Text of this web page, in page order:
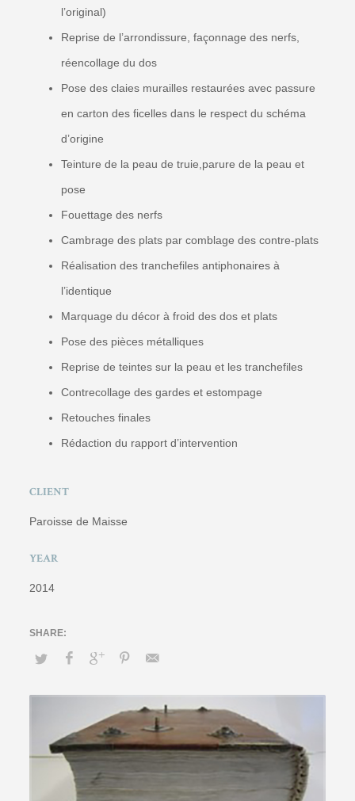
l’original)
Reprise de l’arrondissure, façonnage des nerfs,
réencollage du dos
Pose des claies murailles restaurées avec passure
en carton des ficelles dans le respect du schéma
d’origine
Teinture de la peau de truie,parure de la peau et
pose
Fouettage des nerfs
Cambrage des plats par comblage des contre-plats
Réalisation des tranchefiles antiphonaires à
l’identique
Marquage du décor à froid des dos et plats
Pose des pièces métalliques
Reprise de teintes sur la peau et les tranchefiles
Contrecollage des gardes et estompage
Retouches finales
Rédaction du rapport d’intervention
CLIENT
Paroisse de Maisse
YEAR
2014